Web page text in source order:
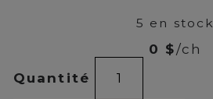
5 en stock
0 $/ch
Quantité